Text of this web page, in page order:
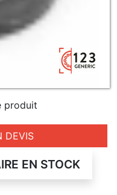
produit
DEVIS
EN STOCK